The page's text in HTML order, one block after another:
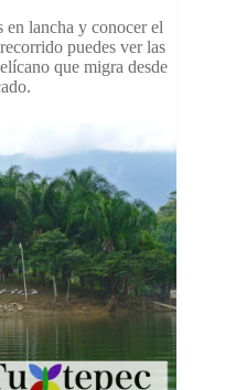
en lancha y conocer el
puedes ver las
que migra desde